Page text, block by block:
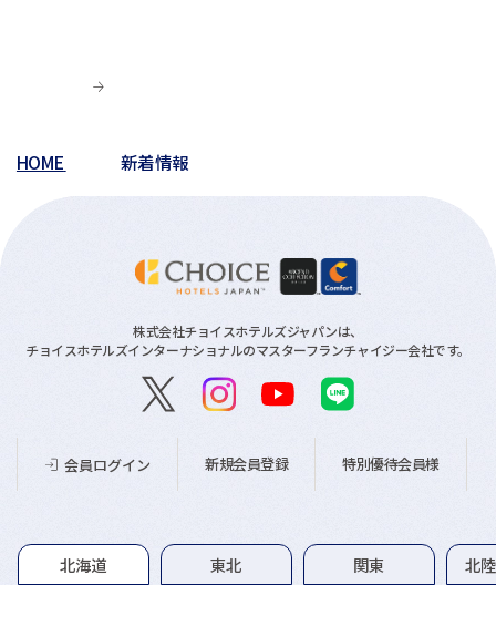
HOME 新着情報
株式会社チョイスホテルズジャパンは、
チョイスホテルズインターナショナルのマスターフランチャイジー会社です。
会員ログイン 新規会員登録 特別優待会員様
グループホテル一覧
北海道 東北 関東 北